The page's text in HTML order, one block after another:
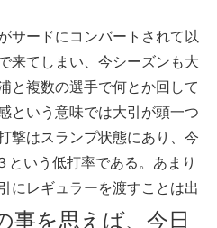
サードにコンバートされて以
来てしまい、今シーズンも大
と複数の選手で何とか回して
という意味では大引が頭一つ
撃はスランプ状態にあり、今
という低打率である。あまり
にレギュラーを渡すことは出
事を思えば、今日